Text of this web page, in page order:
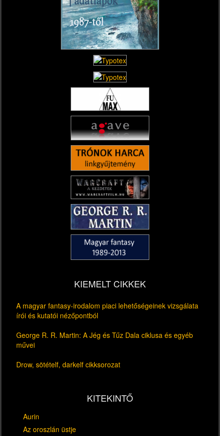
KIEMELT CIKKEK
A magyar fantasy-irodalom piaci lehetőségeinek vizsgálata
írói és kutatói nézőpontból
George R. R. Martin: A Jég és Tűz Dala ciklusa és egyéb
művei
Drow, sötételf, darkelf cikksorozat
KITEKINTŐ
Aurin
Az oroszlán üstje